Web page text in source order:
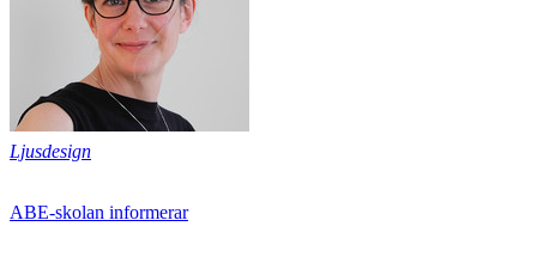
Ljusdesign
ABE-skolan informerar